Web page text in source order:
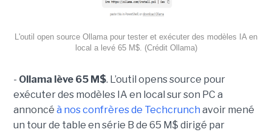
L'outil open source Ollama pour tester et exécuter des modèles IA en
local a levé 65 M$. (Crédit Ollama)
- Ollama lève 65 M$. L’outil opens source pour
exécuter des modèles IA en local sur son PC a
annoncé à nos confrères de Techcrunch avoir mené
un tour de table en série B de 65 M$ dirigé par